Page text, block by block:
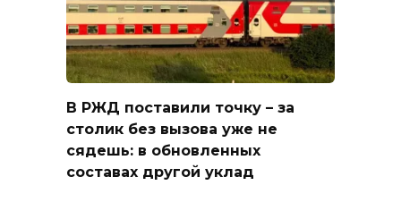
В РЖД поставили точку – за
столик без вызова уже не
сядешь: в обновленных
составах другой уклад